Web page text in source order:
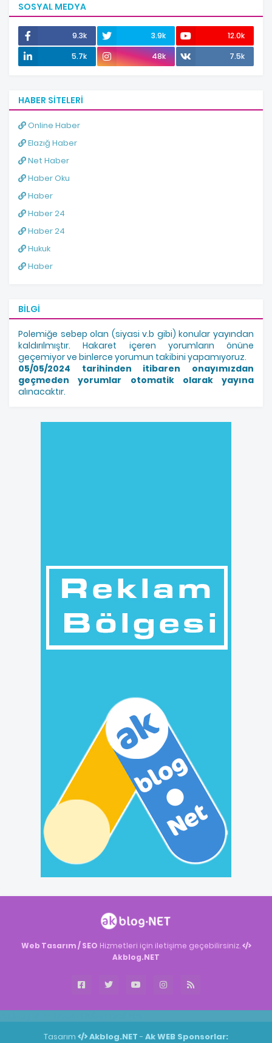
SOSYAL MEDYA
9.3k 3.9k
12.0k
5.7k
48k 7.5k
HABER SITELERI
Online Haber
Elazığ Haber
Net Haber
Haber Oku
Haber
Haber 24
Haber 24
Hukuk
Haber
BILGI
Polemiğe sebep olan (siyasi v.b gibi) konular yayından
kaldırılmıştır. Hakaret içeren yorumların önüne
geçemiyor ve binlerce yorumun takibini yapamıyoruz.
05/05/2024 tarihinden itibaren onayımızdan
geçmeden yorumlar otomatik olarak yayına
alınacaktır.
Web Tasarım / SEO Hizmetleri için iletişime geçebilirsiniz.
Akblog.NET
Tasarım Akblog.NET - Ak WEB Sponsorlar: